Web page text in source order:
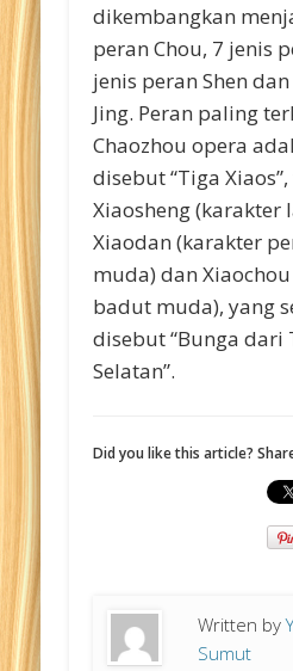
dikembangkan
peran Chou, 7 jenis
jenis peran Shen
Jing. Peran paling
Chaozhou opera
disebut “Tiga
Xiaosheng (karakter
Xiaodan (karakter
muda) dan
badut muda), yang
disebut “Bunga dari
Selatan”.
Did you like this article?
Written by
Sumut